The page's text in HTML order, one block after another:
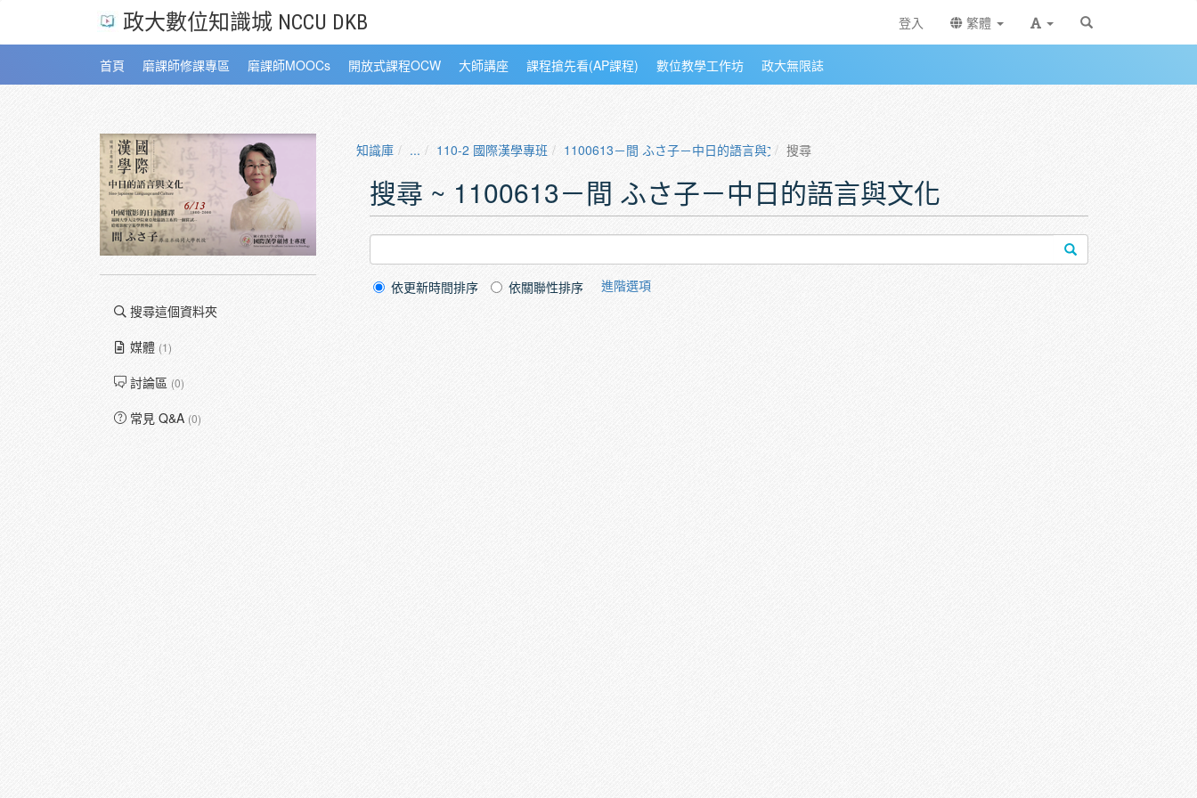
政大數位知識城 NCCU DKB 登入 繁體
首頁 磨課師修課專區 磨課師MOOCs 開放式課程OCW 大師講座 課程搶先看(AP課程) 數位教學工作坊 政大無限誌
搜尋這個資料夾
媒體 (1)
討論區 (0)
常見 Q&A (0)
知識庫 ... 110-2 國際漢學專班 1100613－間 ふさ子－中日的語言與文化搜尋
搜尋 ~ 1100613－間 ふさ子－中日的語言與文化
依更新時間排序 依關聯性排序 進階選項